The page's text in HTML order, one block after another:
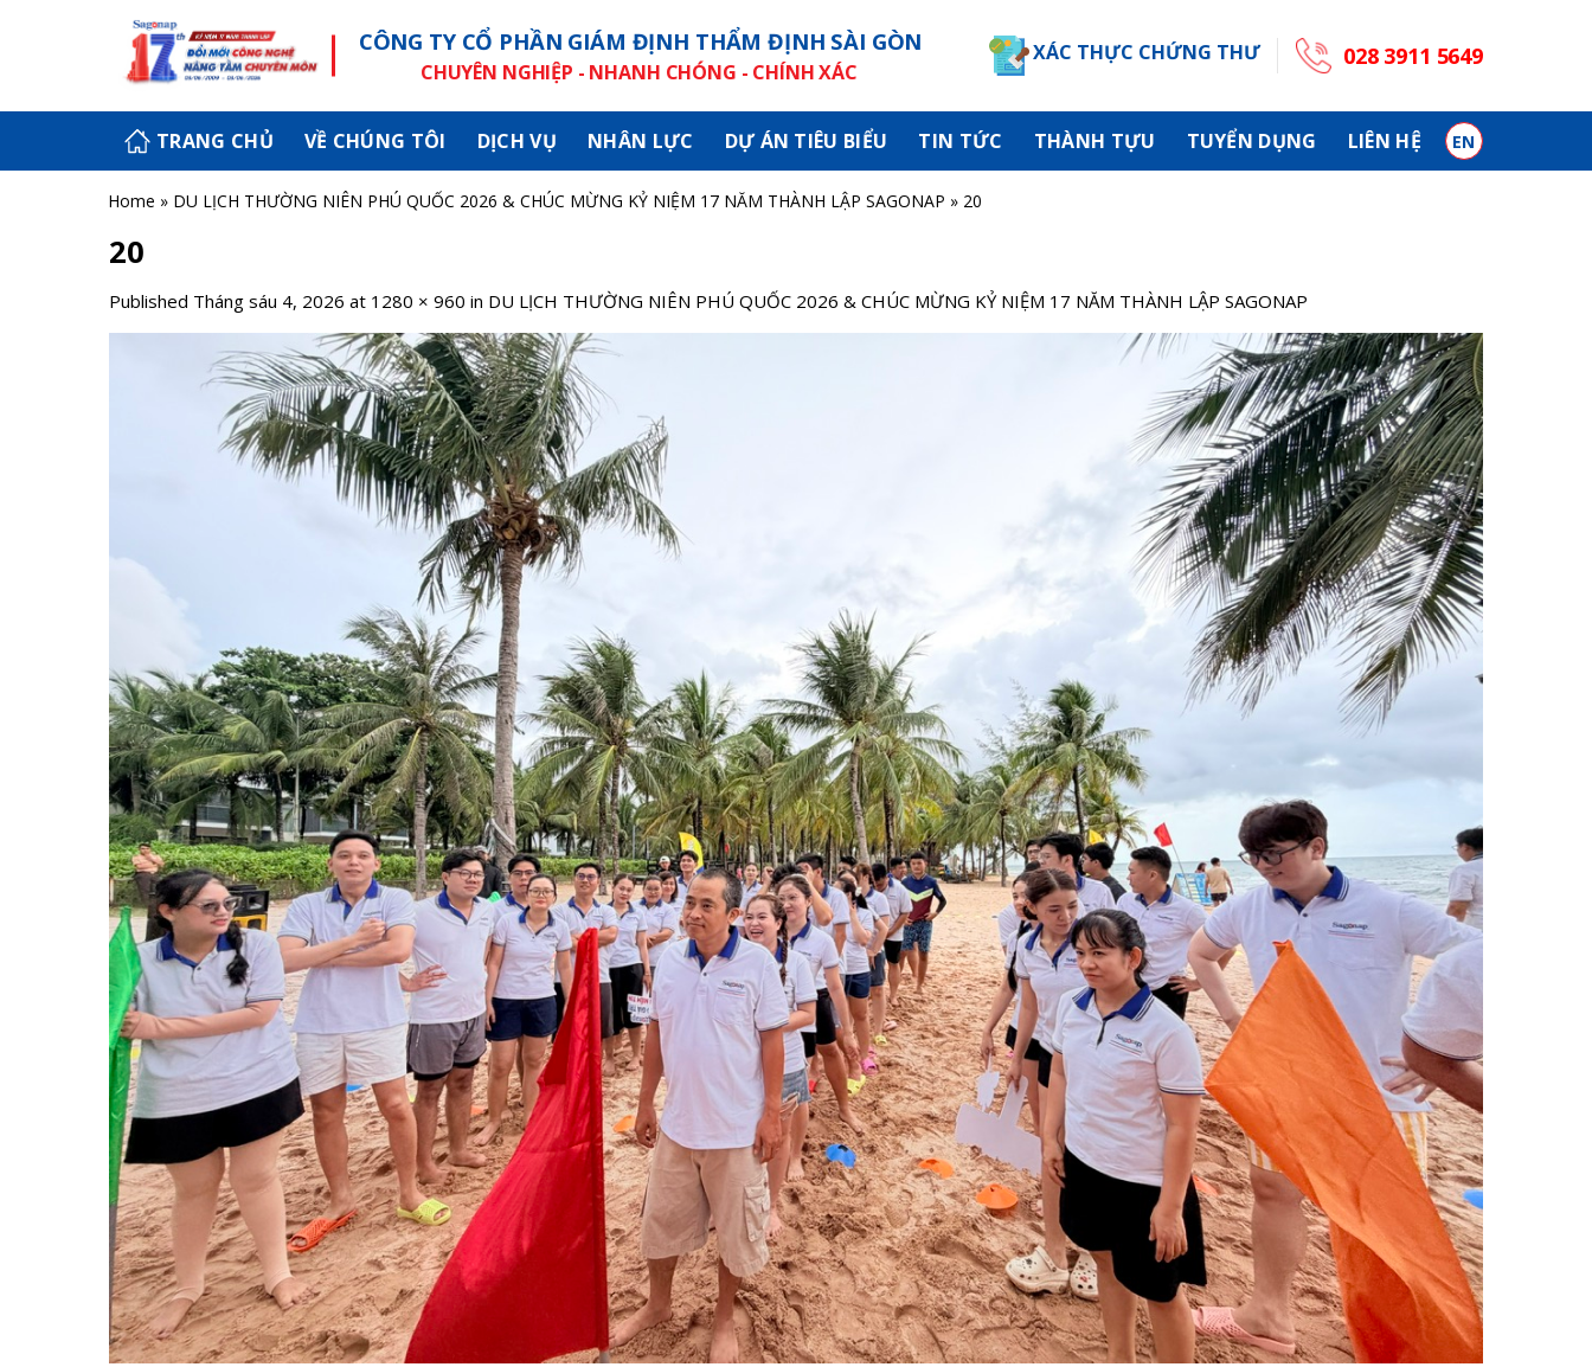
CÔNG TY CỔ PHẦN GIÁM ĐỊNH THẨM ĐỊNH SÀI GÒN
CHUYÊN NGHIỆP - NHANH CHÓNG - CHÍNH XÁC
XÁC THỰC CHỨNG THƯ 028 3911 5649
TRANG CHỦ VỀ CHÚNG TÔI DỊCH VỤ NHÂN LỰC DỰ ÁN TIÊU BIỂU TIN TỨC THÀNH TỰU TUYỂN DỤNG LIÊN HỆ EN
Home » DU LỊCH THƯỜNG NIÊN PHÚ QUỐC 2026 & CHÚC MỪNG KỶ NIỆM 17 NĂM THÀNH LẬP SAGONAP » 20
20
Published Tháng sáu 4, 2026 at 1280 × 960 in DU LỊCH THƯỜNG NIÊN PHÚ QUỐC 2026 & CHÚC MỪNG KỶ NIỆM 17 NĂM THÀNH LẬP SAGONAP